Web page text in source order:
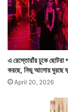
এ রেস্তোরাঁয় ঢুকে ছোটরা
করছে, নিভু আলোয় ঘুরছে
April 20, 2026